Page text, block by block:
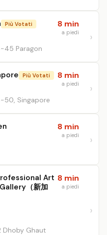
Più Votati
45 Paragon
8 min
a piedi
Più Votati
50, Singapore
8 min
a piedi
8 min
a piedi
Art
（新加
Dhoby Ghaut
8 min
a piedi